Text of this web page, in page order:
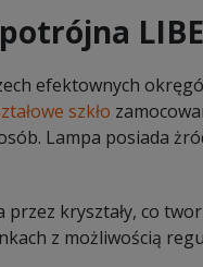
efektownych
szkło
Lampa posiada
kryształy, co
z możliwością